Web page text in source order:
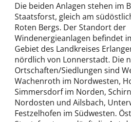
Die beiden Anlagen stehen im
Staatsforst, gleich am
Roten Bergs. Der Standort der
Windenergieanlagen befindet
Gebiet des Landkreises
nördlich von Lonnerstadt. Die
Ortschaften/Siedlungen sind
Wachenroth im Nordwesten,
Simmersdorf im Norden,
Nordosten und Ailsbach,
Festzelhofen im Südwesten.